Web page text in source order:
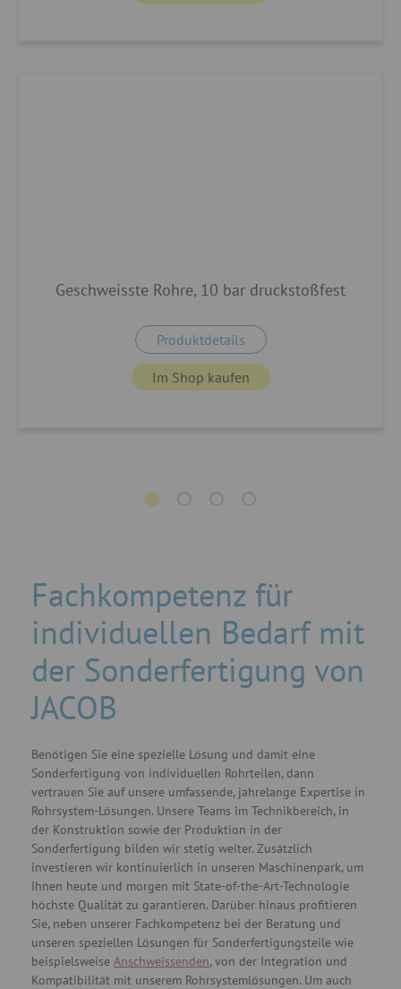
Geschweisste Rohre, 10 bar druckstoßfest
Produktdetails
Im Shop kaufen
Fachkompetenz für
individuellen Bedarf mit
der Sonderfertigung von
JACOB
Benötigen Sie eine spezielle Lösung und damit eine
Sonderfertigung von individuellen Rohrteilen, dann
vertrauen Sie auf unsere umfassende, jahrelange Expertise in
Rohrsystem-Lösungen. Unsere Teams im Technikbereich, in
der Konstruktion sowie der Produktion in der
Sonderfertigung bilden wir stetig weiter. Zusätzlich
investieren wir kontinuierlich in unseren Maschinenpark, um
Ihnen heute und morgen mit State-of-the-Art-Technologie
höchste Qualität zu garantieren. Darüber hinaus profitieren
Sie, neben unserer Fachkompetenz bei der Beratung und
unseren speziellen Lösungen für Sonderfertigungsteile wie
beispielsweise Anschweissenden, von der Integration und
Kompatibilität mit unserem Rohrsystemlösungen. Um auch